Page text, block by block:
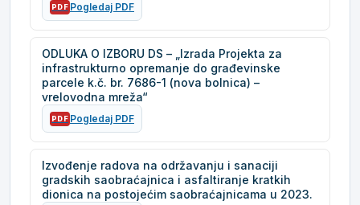
PDF Pogledaj PDF
ODLUKA O IZBORU DS – „Izrada Projekta za
infrastrukturno opremanje do građevinske
parcele k.č. br. 7686-1 (nova bolnica) –
vrelovodna mreža“
PDF Pogledaj PDF
Izvođenje radova na održavanju i sanaciji
gradskih saobraćajnica i asfaltiranje kratkih
dionica na postojećim saobraćajnicama u 2023.